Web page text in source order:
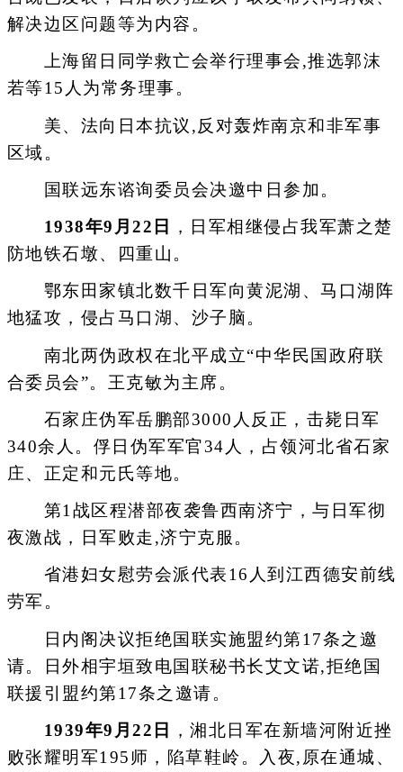
解决边区问题等为内容。
上海留日同学救亡会举行理事会,推选郭沫
若等15人为常务理事。
美、法向日本抗议,反对轰炸南京和非军事
区域。
国联远东谘询委员会决邀中日参加。
1938年9月22日
，日军相继侵占我军萧之楚
防地铁石墩、四重山。
鄂东田家镇北数千日军向黄泥湖、马口湖阵
地猛攻，侵占马口湖、沙子脑。
南北两伪政权在北平成立“中华民国政府联
合委员会”。王克敏为主席。
石家庄伪军岳鹏部3000人反正，击毙日军
340余人。俘日伪军军官34人，占领河北省石家
庄、正定和元氏等地。
第1战区程潜部夜袭鲁西南济宁，与日军彻
夜激战，日军败走,济宁克服。
省港妇女慰劳会派代表16人到江西德安前线
劳军。
日内阁决议拒绝国联实施盟约第17条之邀
请。日外相宇垣致电国联秘书长艾文诺,拒绝国
联援引盟约第17条之邀请。
1939年9月22日
，湘北日军在新墙河附近挫
败张耀明军195师，陷草鞋岭。入夜,原在通城、